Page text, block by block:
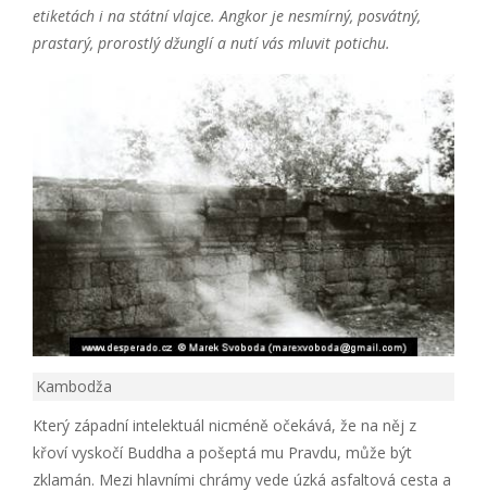
etiketách i na státní vlajce. Angkor je nesmírný, posvátný,
prastarý, prorostlý džunglí a nutí vás mluvit potichu.
Kambodža
Který západní intelektuál nicméně očekává, že na něj z
křoví vyskočí Buddha a pošeptá mu Pravdu, může být
zklamán. Mezi hlavními chrámy vede úzká asfaltová cesta a